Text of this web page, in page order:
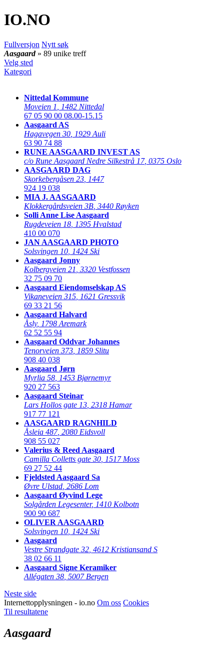
IO.NO
Fullversjon Nytt søk
Aasgaard » 89 unike treff
Velg sted
Kategori
Nittedal Kommune
Moveien 1
1482 Nittedal
67 05 90 00 08.00-15.15
Aasgaard AS
Hagavegen 30 1929 Auli
63 90 74 88
RUNE AASGAARD INVEST AS
c/o Rune Aasgaard Nedre Silkestrå 17, 0375 Oslo
AASGAARD DAG
Skorkebergåsen 23 1447
924 19 038
MIA J. AASGAARD
Klokkergårdsveien 3B 3440 Røyken
Solli Anne Lise Aasgaard
Rugdeveien 18 1395 Hvalstad
410 00 070
JAN AASGAARD PHOTO
Solsvingen 10 1424 Ski
Aasgaard Jonny
Kolbergveien 21 3320 Vestfossen
32 75 09 70
Aasgaard Eiendomselskap AS
Vikaneveien 315 1621 Gressvik
69 33 21 56
Aasgaard Halvard
Åsly, 1798 Aremark
62 52 55 94
Aasgaard Oddvar Johannes
Tenorveien 373 1859 Slitu
908 40 038
Aasgaard Jørn
Myrlia 58 1453 Bjørnemyr
920 27 563
Aasgaard Steinar
Lars Hollos gate 13 2318 Hamar
917 77 121
AASGAARD RAGNHILD
Åsleia 487, 2080 Eidsvoll
908 55 027
Valerius & Reed Aasgaard
Camilla Colletts gate 30 1517 Moss
69 27 52 44
Fjeldsted Aasgaard Sa
Øvre Ulstad 2686 Lom
Aasgaard Øyvind Lege
Solgården Legesenter, 1410 Kolbotn
900 90 687
OLIVER AASGAARD
Solsvingen 10 1424 Ski
Aasgaard
Vestre Strandgate 32 4612 Kristiansand S
38 02 66 11
Aasgaard Signe Keramiker
Allégaten 38 5007 Bergen
Neste side
Internettopplysningen - io.no Om oss Cookies
Til resultatene
Aasgaard